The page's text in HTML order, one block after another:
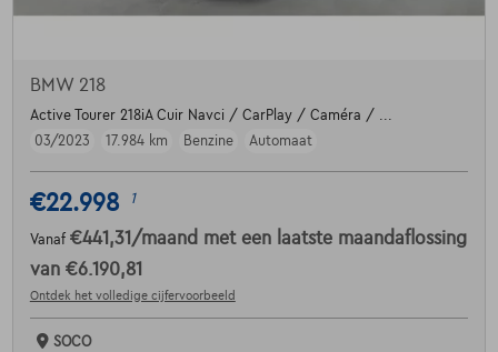
BMW 218
Active Tourer 218iA Cuir Navci / CarPlay / Caméra / ...
03/2023
17.984 km Benzine Automaat
€22.998 1
Vanaf €441,31 /maand met een laatste maandaflossing
van €6.190,81
Ontdek het volledige cijfervoorbeeld
SOCO